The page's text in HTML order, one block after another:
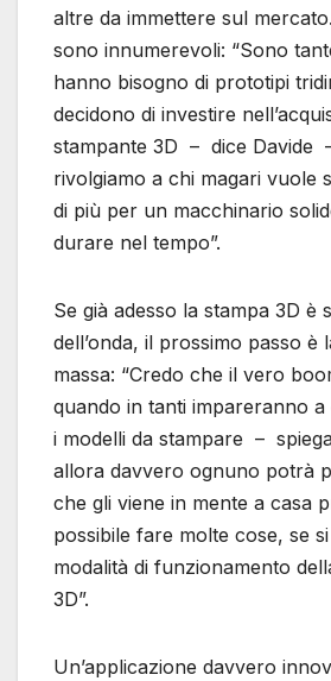
altre da immettere sul
sono innumerevoli: “Sono
hanno bisogno di prototipi
decidono di investire
stampante 3D – dice Davide
rivolgiamo a chi magari vuole
di più per un macchinario
durare nel tempo”.
Se già adesso la stampa 3D è
dell’onda, il prossimo passo è
massa: “Credo che il vero
quando in tanti impareranno a
i modelli da stampare –
allora davvero ognuno potrà
che gli viene in mente a casa
possibile fare molte cose, se
modalità di funzionamento
3D”.
Un’applicazione davvero